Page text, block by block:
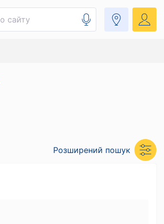
Розширений пошук